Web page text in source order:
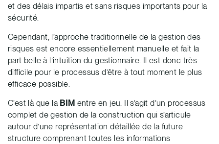
et des délais impartis et sans risques importants pour la
sécurité.
Cependant, l’approche traditionnelle de la gestion des
risques est encore essentiellement manuelle et fait la
part belle à l’intuition du gestionnaire. Il est donc très
difficile pour le processus d’être à tout moment le plus
efficace possible.
C’est là que la BIM entre en jeu. Il s’agit d’un processus
complet de gestion de la construction qui s’articule
autour d’une représentation détaillée de la future
structure comprenant toutes les informations